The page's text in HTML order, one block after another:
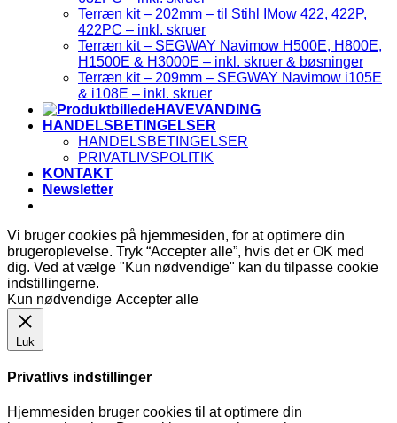
Terræn kit – 202mm – til Stihl IMow 422, 422P,
422PC – inkl. skruer
Terræn kit – SEGWAY Navimow H500E, H800E,
H1500E & H3000E – inkl. skruer & bøsninger
Terræn kit – 209mm – SEGWAY Navimow i105E
& i108E – inkl. skruer
HAVEVANDING
HANDELSBETINGELSER
HANDELSBETINGELSER
PRIVATLIVSPOLITIK
KONTAKT
Newsletter
Vi bruger cookies på hjemmesiden, for at optimere din
brugeroplevelse. Tryk “Accepter alle”, hvis det er OK med
dig. Ved at vælge "Kun nødvendige" kan du tilpasse cookie
indstillingerne.
Kun nødvendige Accepter alle
Luk
Privatlivs indstillinger
Hjemmesiden bruger cookies til at optimere din